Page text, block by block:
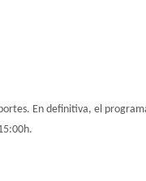
En definitiva, el